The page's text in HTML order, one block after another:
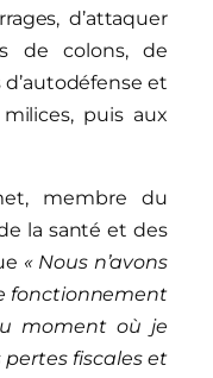
d’attaquer
de colons, de
et
puis aux
membre du
la santé et des
« Nous n’avons
fonctionnement
moment où je
fiscales et